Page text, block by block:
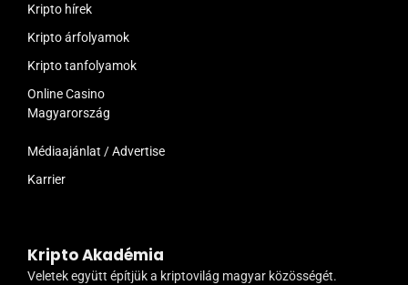
Kripto hírek
Kripto árfolyamok
Kripto tanfolyamok
Online Casino
Magyarország
Médiaajánlat / Advertise
Karrier
Kripto Akadémia
Veletek együtt építjük a kriptovilág magyar közösségét.